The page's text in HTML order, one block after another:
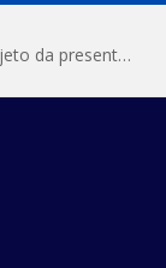
DISPENSA DE LICITAÇÃO Nº 03/2026 (O objeto da presente dispensa é a escolha da proposta mais vantajosa para a aquisição, de aparelhos de ar condicionado, tipo Split, com material de instalação e fogão industrial, conforme condições, quantidades e exigências estabelecidas no termo de referencia e neste aviso de contratação direta e seus anexos)